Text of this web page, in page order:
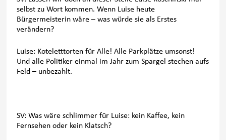
selbst zu Wort kommen. Wenn Luise heute
Bürgermeisterin wäre – was würde sie als Erstes
verändern?
Luise: Koteletttorten für Alle! Alle Parkplätze umsonst!
Und alle Politiker einmal im Jahr zum Spargel stechen aufs
Feld – unbezahlt.
SV: Was wäre schlimmer für Luise: kein Kaffee, kein
Fernsehen oder kein Klatsch?